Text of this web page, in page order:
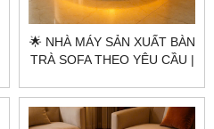
🌟 NHÀ MÁY SẢN XUẤT BÀN
TRÀ SOFA THEO YÊU CẦU |
GOLD LUXE TABLE ÁNH
VÀNG ĐẲNG CẤP